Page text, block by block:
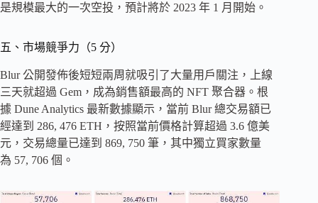
是規模最大的一次空投，預計將於 2023 年 1 月開始。
五、市場競爭力（5 分）
Blur 公開發佈後短短兩周就吸引了大量用戶關注，上線
三天就超過 Gem，成為銷售額最高的 NFT 聚合器。根
據 Dune Analytics 最新數據顯示，當前 Blur 總交易額已
經達到 286, 476 ETH，按照當前價格計算超過 3.6 億美
元，交易總量已達到 869, 750 筆，其中獨立買家數量
為 57, 706 個。